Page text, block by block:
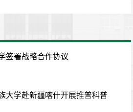
签署战略合作协议
大学赴新疆喀什开展推普科普